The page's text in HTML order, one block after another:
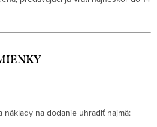
na dodanie uhradiť najmä: